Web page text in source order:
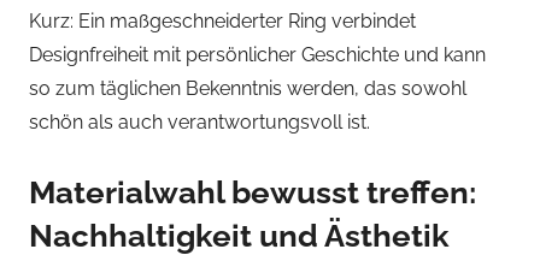
Kurz: Ein maßgeschneiderter Ring verbindet
Designfreiheit mit persönlicher Geschichte und kann
so zum täglichen Bekenntnis werden, das sowohl
schön als auch verantwortungsvoll ist.
Materialwahl bewusst treffen:
Nachhaltigkeit und Ästhetik